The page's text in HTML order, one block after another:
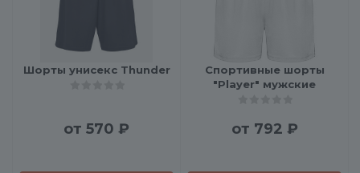
Шорты унисекс Thunder
от 570 ₽
Спортивные шорты
"Player" мужские
от 792 ₽